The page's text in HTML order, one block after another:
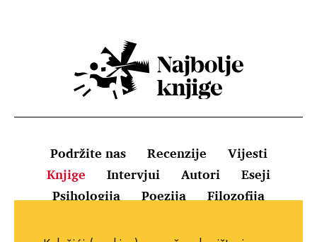
Podržite nas Recenzije
Vijesti
Knjige
Intervjui Autori
Eseji
Psihologija
Poezija Filozofija